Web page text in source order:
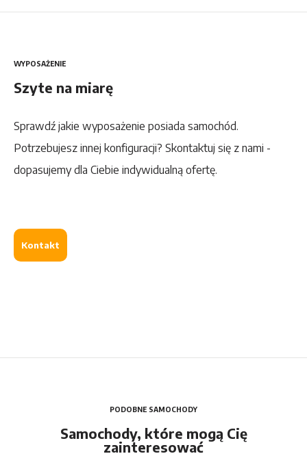
WYPOSAŻENIE
Szyte na miarę
Sprawdź jakie wyposażenie posiada samochód.
Potrzebujesz innej konfiguracji? Skontaktuj się z nami -
dopasujemy dla Ciebie indywidualną ofertę.
Kontakt
PODOBNE SAMOCHODY
Samochody, które mogą Cię
zainteresować